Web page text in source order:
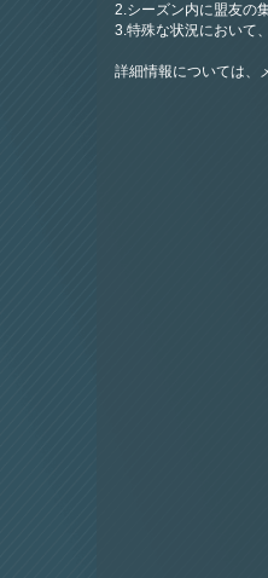
2.シーズン内に盟友の
3.特殊な状況において
詳細情報については、